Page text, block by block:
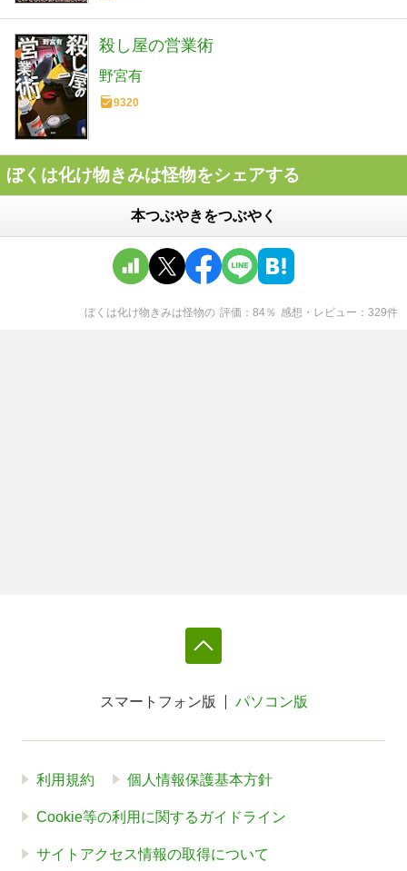
殺し屋の営業術
野宮有
9320
ぼくは化け物きみは怪物をシェアする
本つぶやきをつぶやく
ぼくは化け物きみは怪物の 評価 84％ 感想・レビュー 329件
スマートフォン版 パソコン版
利用規約 個人情報保護基本方針
Cookie等の利用に関するガイドライン
サイトアクセス情報の取得について